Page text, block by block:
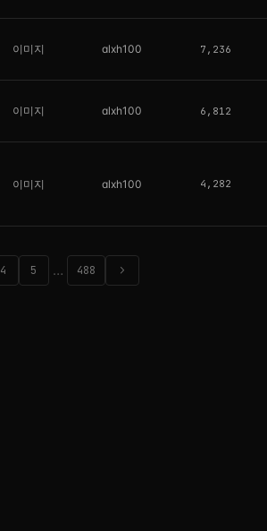
이미지 alxh100 7,236
이미지 alxh100 6,812
이미지 alxh100 4,282
4 5 … 488 chevron_right